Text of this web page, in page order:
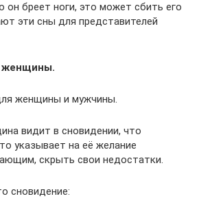
он бреет ноги, это может сбить его
эти сны для представителей
женщины.
женщины и мужчины.
видит в сновидении, что
указывает на её желание
скрыть свои недостатки.
сновидение: